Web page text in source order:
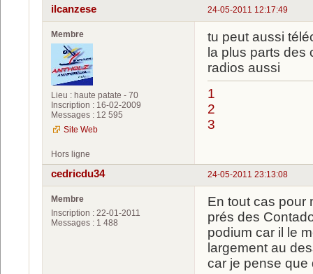
24-05-2011 12:17:49
ilcanzese
Membre
Lieu : haute patate - 70
Inscription : 16-02-2009
Messages : 12 595
Site Web
tu peut aussi
la plus parts des
radios aussi
1
2
3
Hors ligne
24-05-2011 23:13:08
cedricdu34
Membre
Inscription : 22-01-2011
Messages : 1 488
En tout cas pour
prés des
podium car il le
largement au
car je pense que